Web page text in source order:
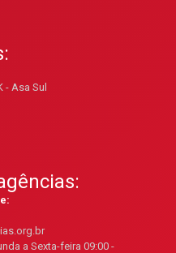
- Asa Sul
a Sexta-feira 09:00 -